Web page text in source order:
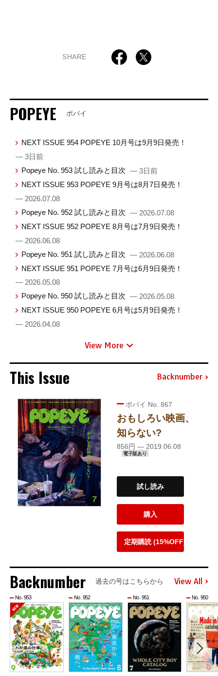
SHARE
POPEYE ポパイ
NEXT ISSUE 954 POPEYE 10月号は9月9日発売！
— 3日前
Popeye No. 953 試し読みと目次 — 3日前
NEXT ISSUE 953 POPEYE 9月号は8月7日発売！
— 2026.07.08
Popeye No. 952 試し読みと目次 — 2026.07.08
NEXT ISSUE 952 POPEYE 8月号は7月9日発売！
— 2026.06.08
Popeye No. 951 試し読みと目次 — 2026.06.08
NEXT ISSUE 951 POPEYE 7月号は6月9日発売！
— 2026.05.08
Popeye No. 950 試し読みと目次 — 2026.05.08
NEXT ISSUE 950 POPEYE 6月号は5月9日発売！
— 2026.04.08
View More
This Issue Backnumber
ポパイ No. 867
おもしろい映画、
知らない?
856円 — 2019.06.08
電子版あり
試し読み
購入
定期購読 (15%OFF)
Backnumber 過去の号はこちらから View All
No. 953 No. 952 No. 951 No. 950